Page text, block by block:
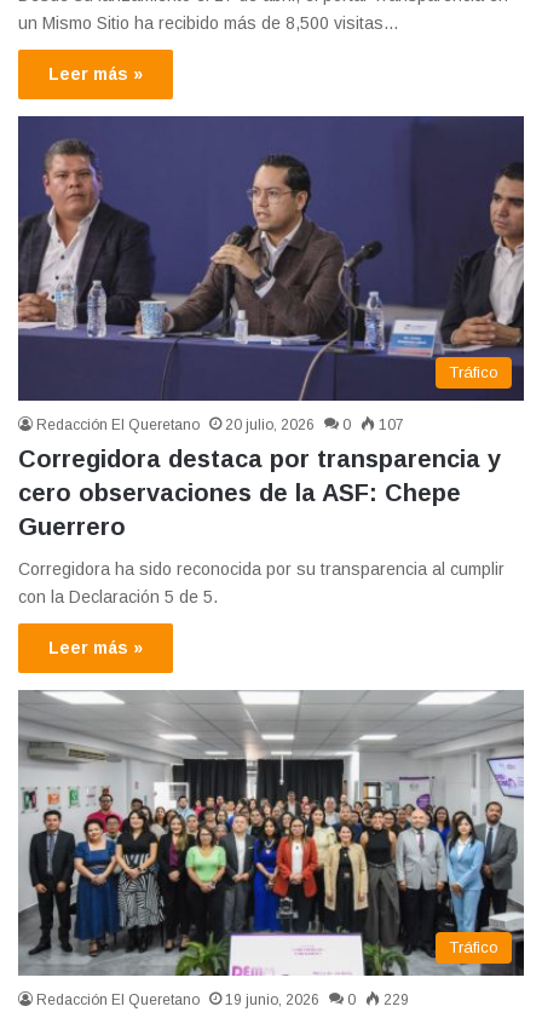
un Mismo Sitio ha recibido más de 8,500 visitas…
Leer más »
Tráfico
Redacción El Queretano 20 julio, 2026 0 107
Corregidora destaca por transparencia y
cero observaciones de la ASF: Chepe
Guerrero
Corregidora ha sido reconocida por su transparencia al cumplir
con la Declaración 5 de 5.
Leer más »
Tráfico
Redacción El Queretano 19 junio, 2026 0 229